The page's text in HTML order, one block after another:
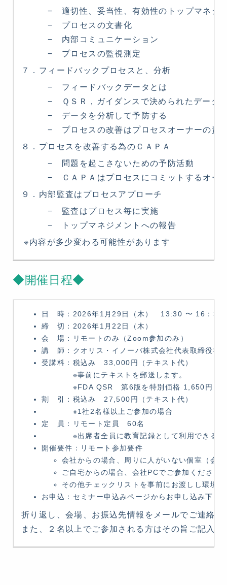
− 適切性、妥当性、有効性のトップマネジメ
− プロセスの文書化
− 内部コミュニケーション
− プロセスの監視測定
７．フィードバックプロセスと、分析
− フィードバックデータとは
− ＱＳＲ，ガイダンスで決められたデータ
− データを分析して予防する
− プロセスの改善はプロセスオーナーの責
８．プロセスを改善する為のＣＡＰＡ
− 問題を起こさないための予防活動
− ＣＡＰＡはプロセスにコミットするオーナ
９．内部監査はプロセスアプローチ
− 監査はプロセス毎に実施
− トップマネジメントへの報告
※内容が多少変わる可能性があります
◆開催日程◆
日 時：2026年1月29日（木） 13:30 〜 16：30
締 切：2026年1月22日（木）
会 場：リモートのみ（Zoom参加のみ）
講 師：クオリス・イノーバ株式会社代表取締役
受講料：税込み 33,000円（テキスト代）
※事前にテキストを郵送します。
※FDA QSR 第6版を特別価格 1,650円（税
割 引：税込み 27,500円（テキスト代）
※1社2名様以上ご参加の場合
定 員：リモート定員 60名
※出席者全員に教育記録として利用できる修
開催要件：リモート参加要件
会社からの場合、周りに人がいない個
ご自宅からの場合、会社PCでご参加ください
その他チェックリストを事前にお渡しし環境
お申込：セミナー申込みページからお申し込み下さ
折り返し、会場、お振込先情報をメールでご連絡致
また、２名以上でご参加される方はその旨ご記入